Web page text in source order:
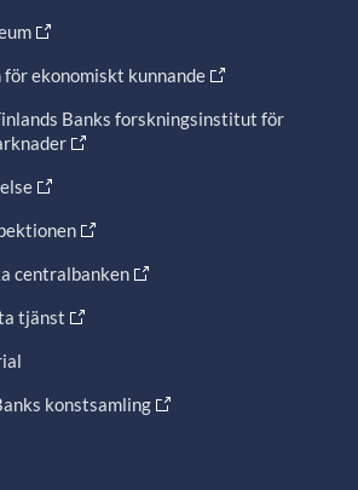
ekonomiskt kunnande
Banks forskningsinstitut för
centralbanken
tjänst
konstsamling